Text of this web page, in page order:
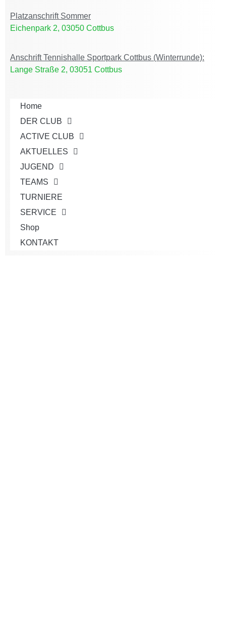
Platzanschrift Sommer
Eichenpark 2, 03050 Cottbus
Anschrift Tennishalle Sportpark Cottbus (Winterrunde):
Lange Straße 2, 03051 Cottbus
Home
DER CLUB
ACTIVE CLUB
AKTUELLES
JUGEND
TEAMS
TURNIERE
SERVICE
Shop
KONTAKT